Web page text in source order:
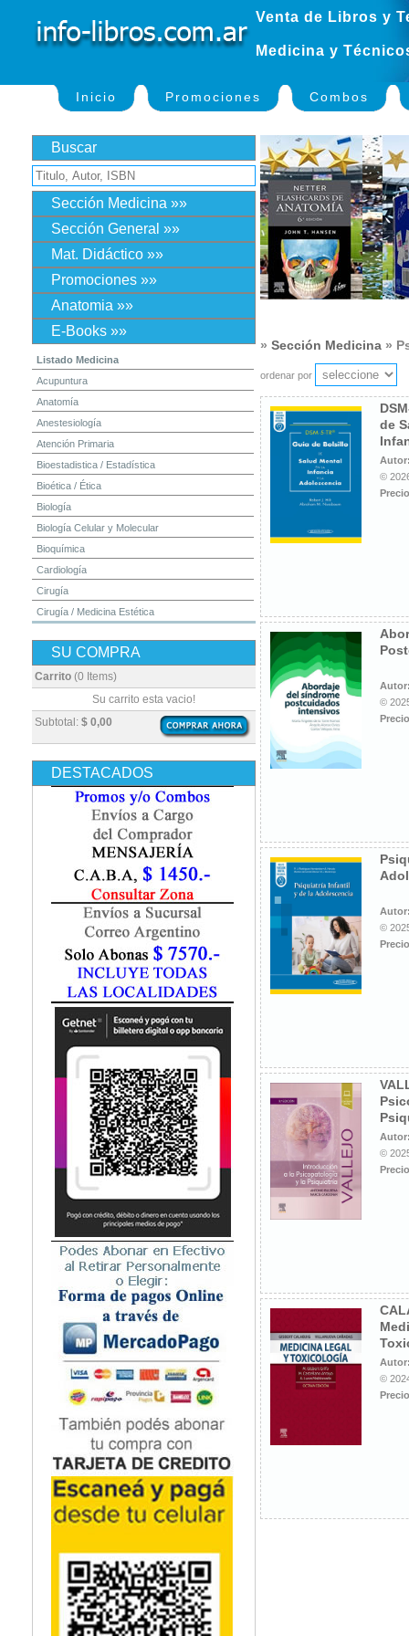
Venta de Libros y
Medicina y
Inicio Promociones Combos
Buscar
Sección Medicina »»
Sección General »»
Mat. Didáctico »»
Promociones »»
Anatomia »»
E-Books »»
Listado Medicina
Acupuntura
Anatomía
Anestesiología
Atención Primaria
Bioestadistica / Estadística
Bioética / Ética
Biología
Biología Celular y Molecular
Bioquímica
Cardiología
Cirugía
Cirugía / Medicina Estética
Dermatología
Diagnóstico por Imagen / Radiología
Embriología
Enfermería
Epidemiología
Farmacia / Farmacología
Fisiatría / Kinesiología
Fisiología / Fisiopatología
Fonoaudiología
Gastroenterología
Geriatría
Ginecología / Obstetricia
Hematología
Histología
Homeopatía
Infectología
Inmunología
Instrumentación Quirurgica
Medicina del Deporte / Rehabilitación
Medicina Emergencias / Urgencias
Medicina Forense / Legal
Medicina General
Medicina Interna
Microbiología
Nefrología
Neonatología / Pediatría
Neumología
Neuroanatomía / Neurociencia
Neurocirugía
Neurología
Nutrición
Odontología
Oftalmología
Oncología / Cuidados Paliativos
Ortopedía / Traumatología
Osteopatía
Otorrinolaringología
Podología
Psicología
Psiquiatría
Química
SU COMPRA
Carrito (0 Items)
Subtotal: $ 0,00
Su carrito esta vacio!
DESTACADOS
» Sección Medicina »
ordenar por
de
©
©
©
©
©